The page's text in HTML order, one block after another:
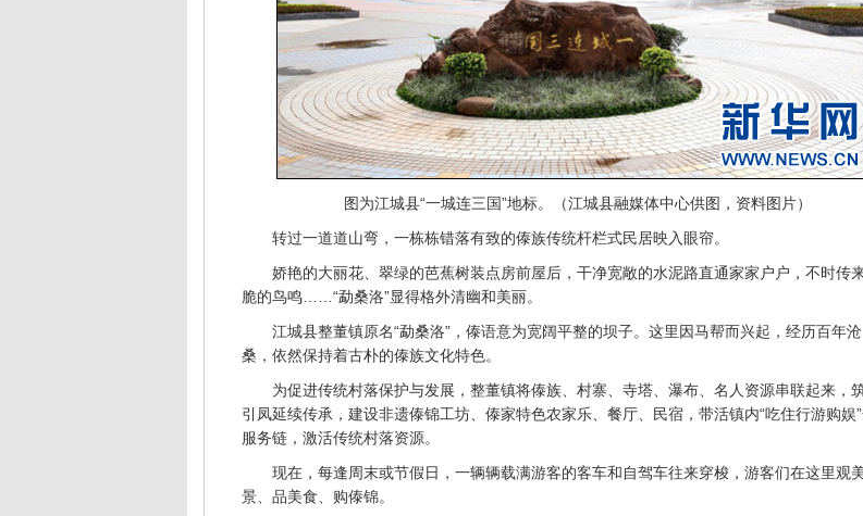
图为江城县“一城连三国”地标。（江城县融媒体中心供图，资料图片）
转过一道道山弯，一栋栋错落有致的傣族传统杆栏式民居映入眼帘。
娇艳的大丽花、翠绿的芭蕉树装点房前屋后，干净宽敞的水泥路直通家家户户，不时传
脆的鸟鸣……“勐桑洛”显得格外清幽和美丽。
江城县整董镇原名“勐桑洛”，傣语意为宽阔平整的坝子。这里因马帮而兴起，经历百年沧
桑，依然保持着古朴的傣族文化特色。
为促进传统村落保护与发展，整董镇将傣族、村寨、寺塔、瀑布、名人资源串联起来，
引凤延续传承，建设非遗傣锦工坊、傣家特色农家乐、餐厅、民宿，带活镇内“吃住行游购娱
服务链，激活传统村落资源。
现在，每逢周末或节假日，一辆辆载满游客的客车和自驾车往来穿梭，游客们在这里观
景、品美食、购傣锦。